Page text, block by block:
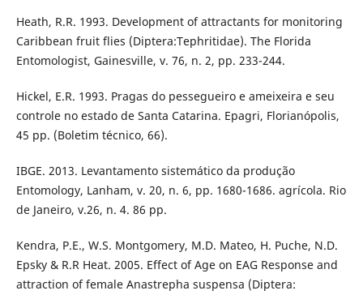
Heath, R.R. 1993. Development of attractants for monitoring
Caribbean fruit flies (Diptera:Tephritidae). The Florida
Entomologist, Gainesville, v. 76, n. 2, pp. 233-244.
Hickel, E.R. 1993. Pragas do pessegueiro e ameixeira e seu
controle no estado de Santa Catarina. Epagri, Florianópolis,
45 pp. (Boletim técnico, 66).
IBGE. 2013. Levantamento sistemático da produção
Entomology, Lanham, v. 20, n. 6, pp. 1680-1686. agrícola. Rio
de Janeiro, v.26, n. 4. 86 pp.
Kendra, P.E., W.S. Montgomery, M.D. Mateo, H. Puche, N.D.
Epsky & R.R Heat. 2005. Effect of Age on EAG Response and
attraction of female Anastrepha suspensa (Diptera: